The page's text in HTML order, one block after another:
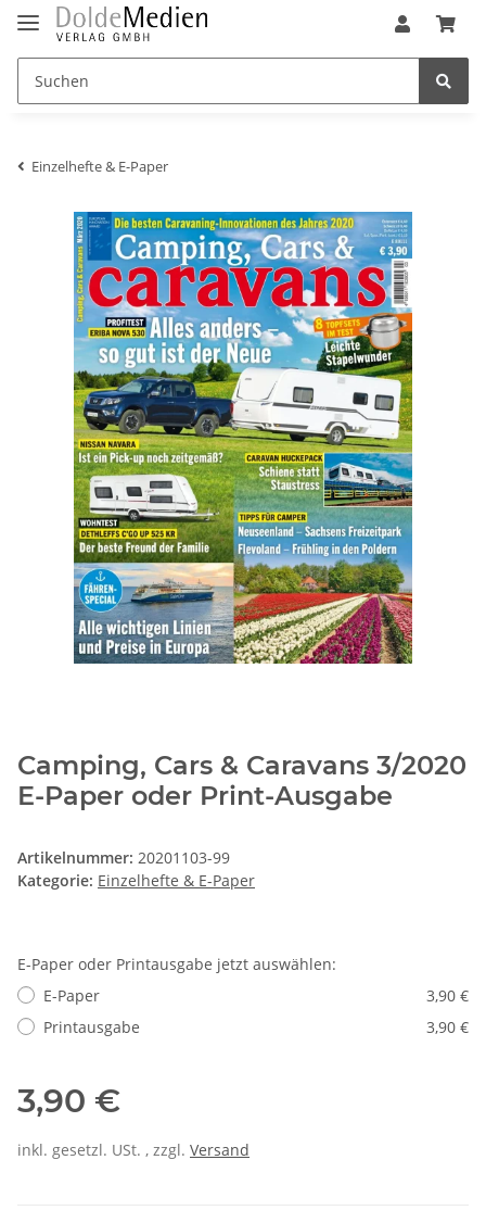
Einzelhefte & E-Paper
Camping, Cars & Caravans 3/2020
E-Paper oder Print-Ausgabe
Artikelnummer: 20201103-99
Kategorie: Einzelhefte & E-Paper
E-Paper oder Printausgabe jetzt auswählen:
E-Paper
3,90 €
Printausgabe
3,90 €
3,90 €
inkl. gesetzl. USt. , zzgl. Versand